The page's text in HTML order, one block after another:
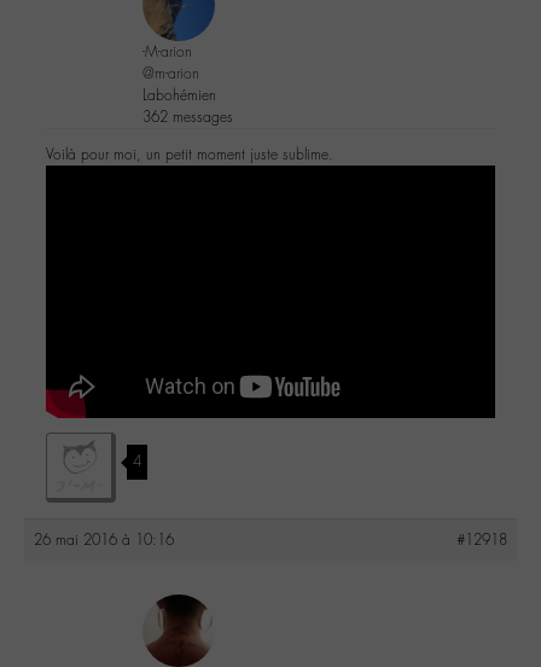
-M-arion
@m-arion
Labohémien
362 messages
Voilà pour moi, un petit moment juste sublime.
4
26 mai 2016 à 10:16 #12918